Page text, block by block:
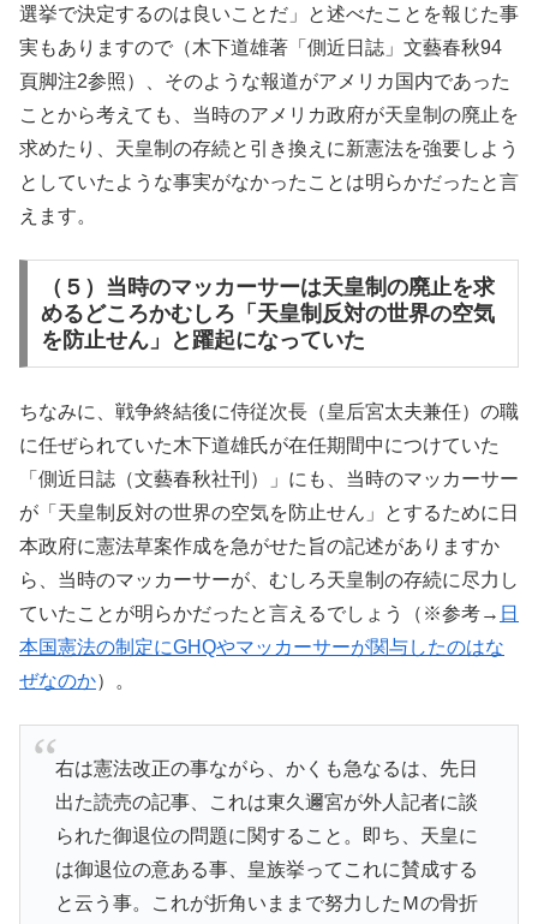
選挙で決定するのは良いことだ」と述べたことを報じた事
実もありますので（木下道雄著「側近日誌」文藝春秋94
頁脚注2参照）、そのような報道がアメリカ国内であった
ことから考えても、当時のアメリカ政府が天皇制の廃止を
求めたり、天皇制の存続と引き換えに新憲法を強要しよう
としていたような事実がなかったことは明らかだったと言
えます。
（５）当時のマッカーサーは天皇制の廃止を求
めるどころかむしろ「天皇制反対の世界の空気
を防止せん」と躍起になっていた
ちなみに、戦争終結後に侍従次長（皇后宮太夫兼任）の職
に任ぜられていた木下道雄氏が在任期間中につけていた
「側近日誌（文藝春秋社刊）」にも、当時のマッカーサー
が「天皇制反対の世界の空気を防止せん」とするために日
本政府に憲法草案作成を急がせた旨の記述がありますか
ら、当時のマッカーサーが、むしろ天皇制の存続に尽力し
ていたことが明らかだったと言えるでしょう（※参考→ 日
本国憲法の制定にGHQやマッカーサーが関与したのはな
ぜなのか）。
右は憲法改正の事ながら、かくも急なるは、先日
出た読売の記事、これは東久邇宮が外人記者に談
られた御退位の問題に関すること。即ち、天皇に
は御退位の意ある事、皇族挙ってこれに賛成する
と云う事。これが折角いままで努力したＭの骨折